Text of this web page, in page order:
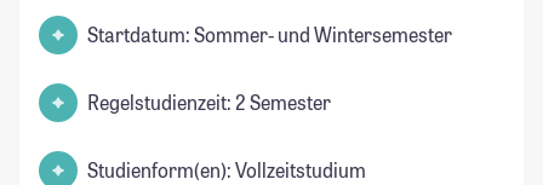
Startdatum: Sommer- und Wintersemester
Regelstudienzeit: 2 Semester
Studienform(en): Vollzeitstudium